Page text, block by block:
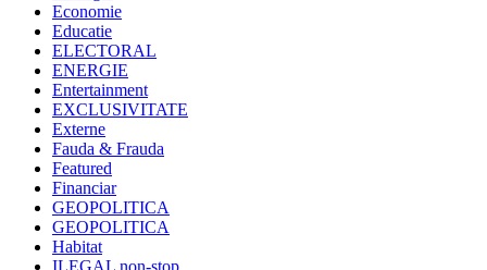
Economie
Educatie
ELECTORAL
ENERGIE
Entertainment
EXCLUSIVITATE
Externe
Fauda & Frauda
Featured
Financiar
GEOPOLITICA
GEOPOLITICA
Habitat
ILEGAL non-stop